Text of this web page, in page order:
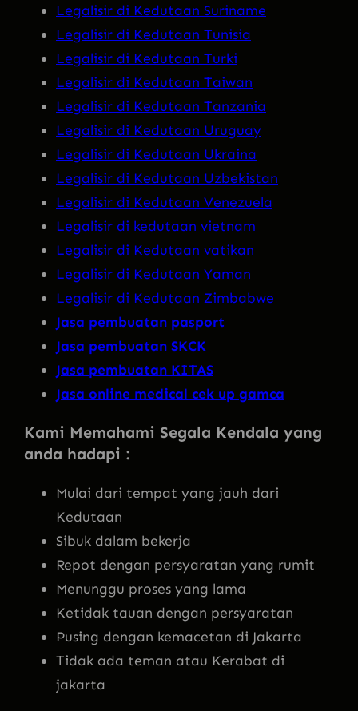
Legalisir di Kedutaan Suriname
Legalisir di Kedutaan Tunisia
Legalisir di Kedutaan Turki
Legalisir di Kedutaan Taiwan
Legalisir di Kedutaan Tanzania
Legalisir di Kedutaan Uruguay
Legalisir di Kedutaan Ukraina
Legalisir di Kedutaan Uzbekistan
Legalisir di Kedutaan Venezuela
Legalisir di kedutaan vietnam
Legalisir di Kedutaan vatikan
Legalisir di Kedutaan Yaman
Legalisir di Kedutaan Zimbabwe
Jasa pembuatan pasport
Jasa pembuatan SKCK
Jasa pembuatan KITAS
Jasa online medical cek up gamca
Kami Memahami Segala Kendala yang
anda hadapi :
Mulai dari tempat yang jauh dari
Kedutaan
Sibuk dalam bekerja
Repot dengan persyaratan yang rumit
Menunggu proses yang lama
Ketidak tauan dengan persyaratan
Pusing dengan kemacetan di Jakarta
Tidak ada teman atau Kerabat di
jakarta